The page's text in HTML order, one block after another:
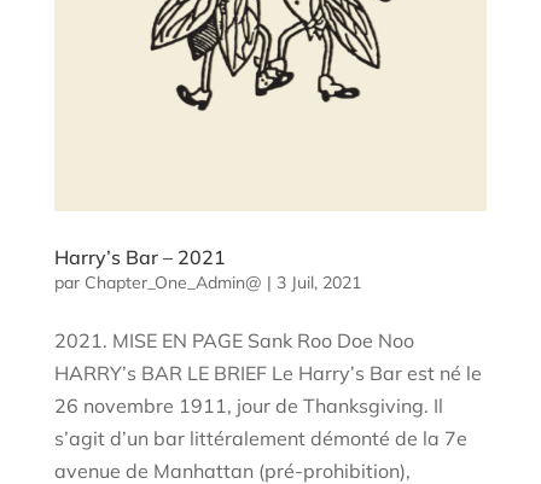
Harry’s Bar – 2021
par Chapter_One_Admin@ | 3 Juil, 2021
2021. MISE EN PAGE Sank Roo Doe Noo
HARRY’s BAR LE BRIEF Le Harry’s Bar est né le
26 novembre 1911, jour de Thanksgiving. Il
s’agit d’un bar littéralement démonté de la 7e
avenue de Manhattan (pré-prohibition),